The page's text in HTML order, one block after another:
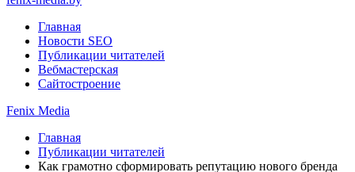
Главная
Новости SEO
Публикации читателей
Вебмастерская
Сайтостроение
Fenix Media
Главная
Публикации читателей
Как грамотно сформировать репутацию нового бренда